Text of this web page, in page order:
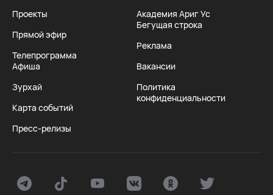
Проекты
Прямой эфир
Телепрограмма
Афиша
Зурхай
Карта событий
Пресс-релизы
Академия Ариг Ус
Бегущая строка
Реклама
Вакансии
Политика
конфиденциальности